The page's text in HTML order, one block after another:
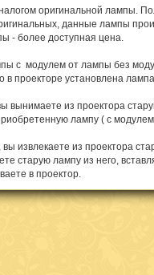
оригинальной лампы.
данные лампы
- более доступная цена.
с модулем от лампы без
в проекторе установлена
вынимаете из проектора
лампу ( с
, вы извлекаете из проектора
старую лампу из него,
в проектор.